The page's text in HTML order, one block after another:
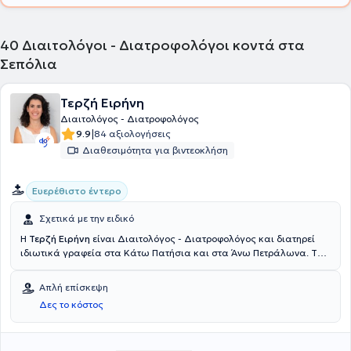
40 Διαιτολόγοι - Διατροφολόγοι κοντά στα
Σεπόλια
Τερζή Ειρήνη
Διαιτολόγος - Διατροφολόγος
9.9|84 αξιολογήσεις
Διαθεσιμότητα για βιντεοκλήση
Ευερέθιστο έντερο
Σχετικά με την ειδικό
Η Τερζή Ειρήνη είναι Διαιτολόγος - Διατροφολόγος και διατηρεί
ιδιωτικά γραφεία στα Κάτω Πατήσια και στα Άνω Πετράλωνα. Το
ενώ το 2015 συνέχισε τις σπουδές της στο Χαροκόπειο
Πανεπιστήμιο, στο τμήμα Διαιτολογίας - Διατροφής, από το οποίο
αποφοίτησε το 2019. Η πρακτική της άσκηση πραγματοποιήθηκε
στο Γενικό Νοσοκομείο Αθηνών “Λαϊκό”, καθώς και στο
Απλή επίσκεψη
Δες το κόστος